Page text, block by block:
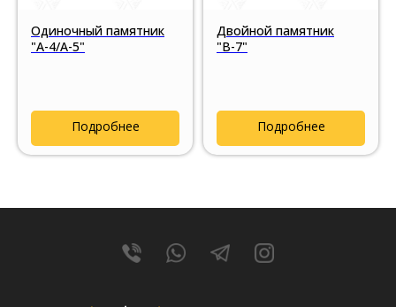
Одиночный памятник
"А-4/А-5"
Подробнее
Двойной памятник
"В-7"
Подробнее